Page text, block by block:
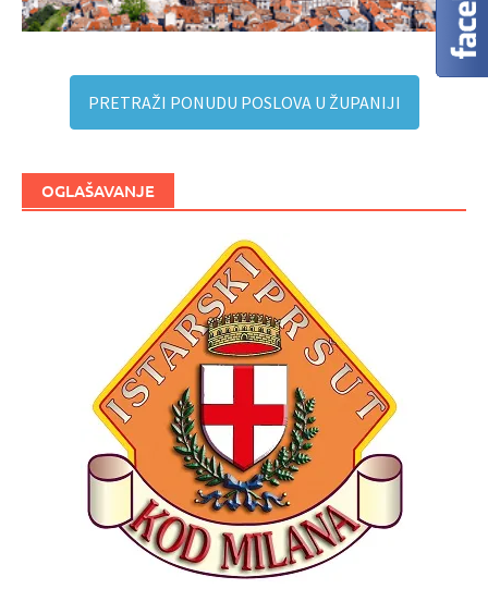
PRETRAŽI PONUDU POSLOVA U ŽUPANIJI
OGLAŠAVANJE